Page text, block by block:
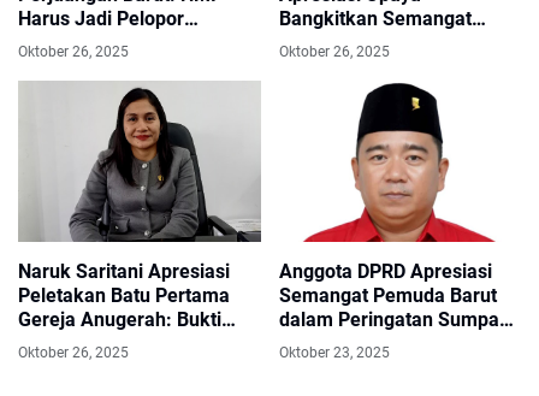
Harus Jadi Pelopor
Gerakan Intelektual dan
Oktober 26, 2025
Bangkitkan Semangat
Olahraga Tenis Meja
Oktober 26, 2025
Naruk Saritani Apresiasi
Peletakan Batu Pertama
Gereja Anugerah: Bukti
Nyata Toleransi dan
Oktober 26, 2025
Anggota DPRD Apresiasi
Semangat Pemuda Barut
dalam Peringatan Sumpah
Pemuda dan IBAB di
Oktober 23, 2025